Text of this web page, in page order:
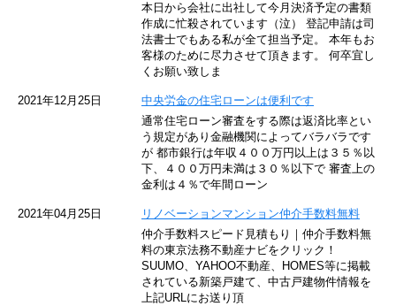
JR湘南新宿ライン
京王京王線
東京臨海高速鉄道
東急世田谷線
本日から会社に出社して今月決済予定の書類
作成に忙殺されています（泣） 登記申請は司
法書士でもある私が全て担当予定。 本年もお
客様のために尽力させて頂きます。 何卒宜し
くお願い致しま
2021年12月25日
中央労金の住宅ローンは便利です
通常住宅ローン審査をする際は返済比率とい
う規定があり金融機関によってバラバラです
が 都市銀行は年収４００万円以上は３５％以
下、４００万円未満は３０％以下で 審査上の
金利は４％で年間ローン
2021年04月25日
リノベーションマンション仲介手数料無料
仲介手数料スピード見積もり｜仲介手数料無
料の東京法務不動産ナビをクリック！
SUUMO、YAHOO不動産、HOMES等に掲載
されている新築戸建て、中古戸建物件情報を
上記URLにお送り頂